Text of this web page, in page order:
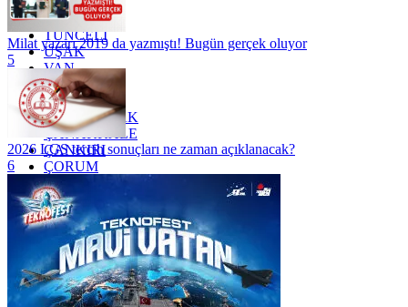
TRABZON
TUNCELİ
UŞAK
VAN
YALOVA
YOZGAT
ZONGULDAK
ÇANAKKALE
ÇANKIRI
ÇORUM
İSTANBUL
İZMİR
ŞANLIURFA
ŞIRNAK
Milat yazarı 2019 da yazmıştı! Bugün gerçek oluyor
5
2026 LGS tercih sonuçları ne zaman açıklanacak?
6